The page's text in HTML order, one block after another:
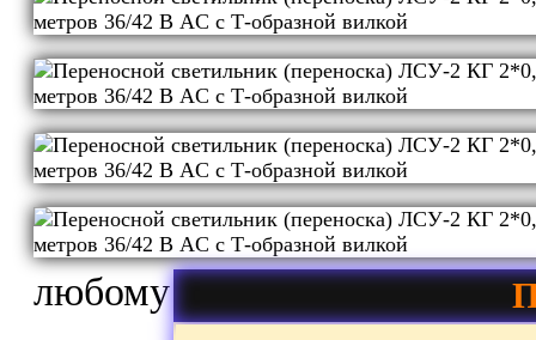
любому